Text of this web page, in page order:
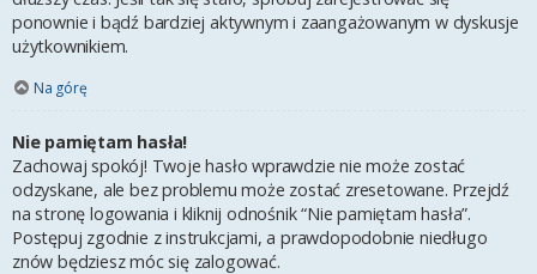
ponownie i bądź bardziej aktywnym i zaangażowanym w dyskusje
użytkownikiem.
Na górę
Nie pamiętam hasła!
Zachowaj spokój! Twoje hasło wprawdzie nie może zostać
odzyskane, ale bez problemu może zostać zresetowane. Przejdź
na stronę logowania i kliknij odnośnik “Nie pamiętam hasła”.
Postępuj zgodnie z instrukcjami, a prawdopodobnie niedługo
znów będziesz móc się zalogować.